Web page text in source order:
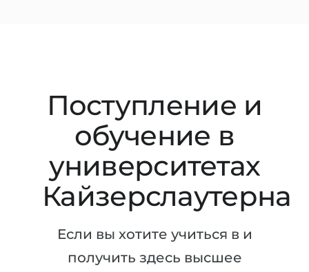
Freshman / Foundation
Подготовка к вузу
Подготовка к штудиенколлег
Специальные курсы
Математика
Портфолио
ГЕОГРАФИЯ
ПОСТУПАЕМ ПОСЛЕ...
Школы 11 классов
Школы 12 классов (NIS)
Колледжа
IB-Diploma
1 курса
2-3 курса
Поступление и
обучение в
университетах
Кайзерслаутерна
Если вы хотите учиться в и
получить здесь высшее